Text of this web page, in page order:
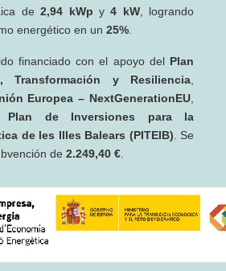
de2,94 kWp y4 kW, logrando
energético en un 25%
financiado con el apoyo del Plan
Transformación y Resiliencia
Europea – NextGenerationEU
Plan de Inversiones para la
de les Illes Balears (PITEIB) . Se
de 2.249,40 €